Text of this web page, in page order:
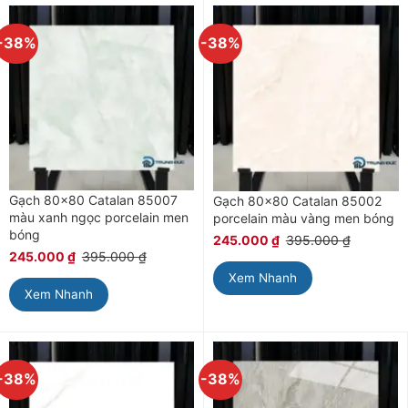
Gạch 80×80 Catalan 85007
màu xanh ngọc porcelain men
bóng
245.000 ₫ 395.000₫
Xem Nhanh
-38%
Gạch 80×80 Catalan 85002
porcelain màu vàng men bóng
245.000 ₫ 395.000₫
Xem Nhanh
-38%